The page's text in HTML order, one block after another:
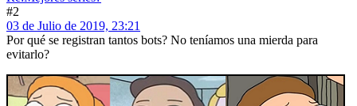
#2
03 de Julio de 2019, 23:21
Por qué se registran tantos bots? No teníamos una mierda para
evitarlo?